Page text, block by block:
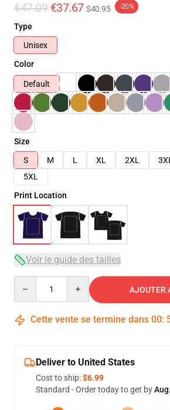
€47.09 €37.67 $40.95 -20%
Type
Unisex
Color
Default
Size
S
M L XL 2XL 3XL
5XL
Print Location
Voir le guide des tailles
AJOUTER
Cette vente se termine dans 00:
Deliver to United States
Cost to ship:$6.99
Standard - Order today to get by